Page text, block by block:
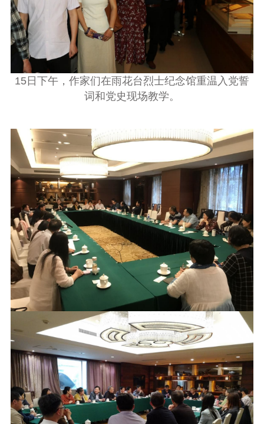
15 日下午，作家们在雨花台烈士纪念馆重温入党誓
词和党史现场教学。